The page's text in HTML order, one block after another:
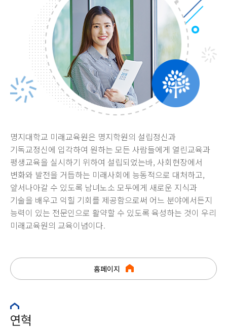
명지대학교 미래교육원은 명지학원의 설립정신과
기독교정신에 입각하여 원하는 모든 사람들에게 열린교육과
평생교육을 실시하기 위하여 설립되었는바, 사회현장에서
변화와 발전을 거듭하는 미래사회에 능동적으로 대처하고,
앞서나아갈 수 있도록 남녀노소 모두에게 새로운 지식과
기술을 배우고 익힐 기회를 제공함으로써 어느 분야에서든지
능력이 있는 전문인으로 활약할 수 있도록 육성하는 것이 우리
미래교육원의 교육이념이다.
홈페이지
연혁